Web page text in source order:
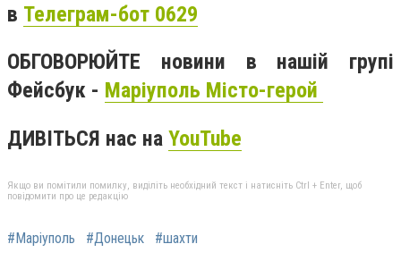
в Телеграм-бот 0629
ОБГОВОРЮЙТЕ новини в нашій групі
Фейсбук - Маріуполь Місто-герой
ДИВІТЬСЯ нас на YouTube
Якщо ви помітили помилку, виділіть необхідний текст і натисніть Ctrl + Enter, щоб
повідомити про це редакцію
#Маріуполь #Донецьк #шахти